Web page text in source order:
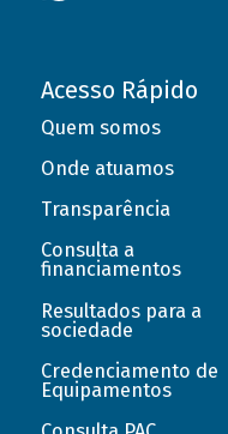
Acesso Rápido
Quem somos
Onde atuamos
Transparência
Consulta a
financiamentos
Resultados para a
sociedade
Credenciamento de
Equipamentos